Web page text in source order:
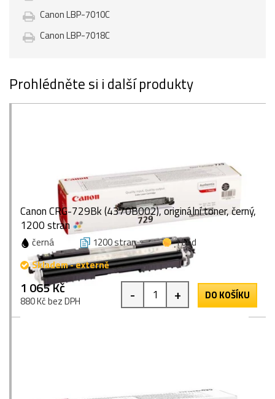
Canon LBP-7010C
Canon LBP-7018C
Prohlédněte si i další produkty
Canon CRG-729Bk (4370B002), originální toner, černý,
1200 stran
černá 1200 stran
1 bod
Skladem - externě
1 065 Kč
880 Kč bez DPH - + DO KOŠÍKU